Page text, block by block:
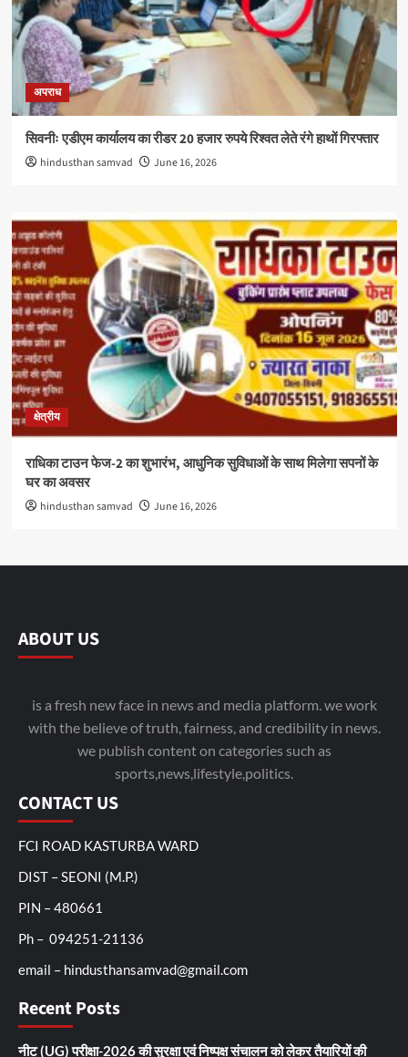
अपराध
सिवनीः एडीएम कार्यालय का रीडर 20 हजार रुपये रिश्वत लेते रंगे हाथों गिरफ्तार
hindusthan samvad June 16, 2026
क्षेत्रीय
राधिका टाउन फेज-2 का शुभारंभ, आधुनिक सुविधाओं के साथ मिलेगा सपनों के
घर का अवसर
hindusthan samvad June 16, 2026
ABOUT US
is a fresh new face in news and media platform. we work
with the believe of truth, fairness, and credibility in news.
we publish content on categories such as
sports,news,lifestyle,politics.
CONTACT US
FCI ROAD KASTURBA WARD
DIST – SEONI (M.P.)
PIN – 480661
Ph – 094251-21136
email – hindusthansamvad@gmail.com
Recent Posts
नीट (UG) परीक्षा-2026 की सुरक्षा एवं निष्पक्ष संचालन को लेकर तैयारियों की